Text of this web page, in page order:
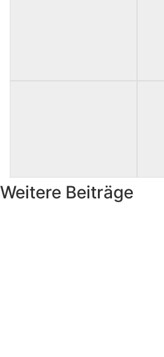
Weitere Beiträge